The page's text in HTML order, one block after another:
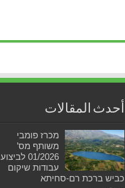
أحدث المقالات
מכרז פומבי
משותף מס’
01/2026 לביצוע
עבודות שיקום
כביש ברכת רם-סחיתא